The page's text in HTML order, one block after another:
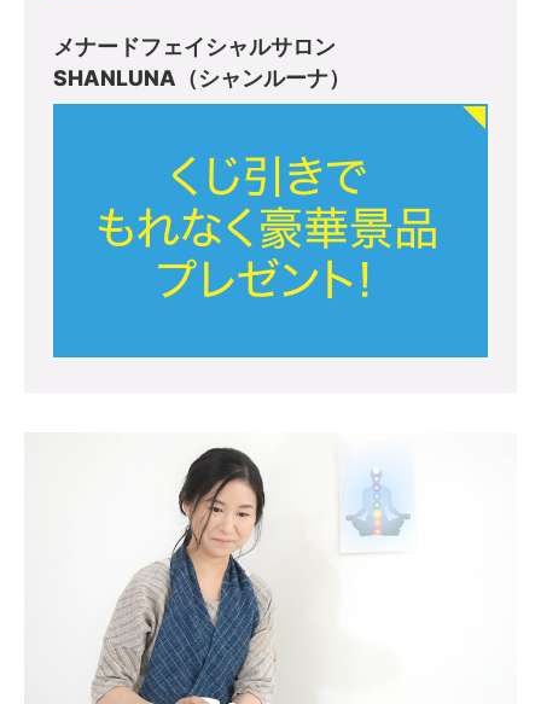
メナードフェイシャルサロン
SHANLUNA（シャンルーナ）